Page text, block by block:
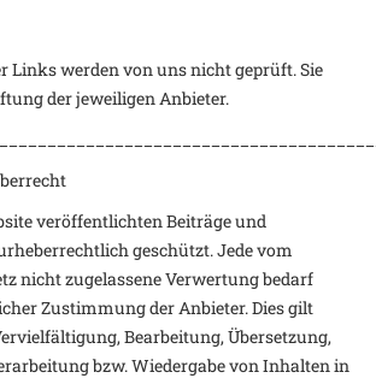
Links werden von uns nicht geprüft. Sie
der jeweiligen Anbieter.
veröffentlichten Beiträge und
geschützt. Jede vom
nicht zugelassene Verwertung bedarf
Zustimmung der Anbieter. Dies gilt
Bearbeitung, Übersetzung,
bzw. Wiedergabe von Inhalten in